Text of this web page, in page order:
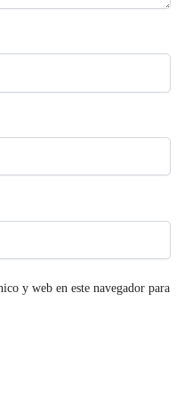
y web en este navegador para